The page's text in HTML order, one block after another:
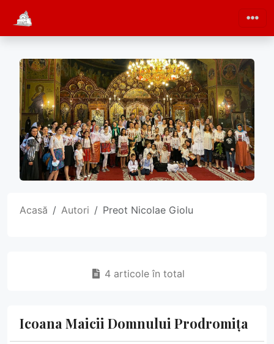
Acasă Autori Preot Nicolae Giolu
4 articole în total
Icoana Maicii Domnului Prodromița